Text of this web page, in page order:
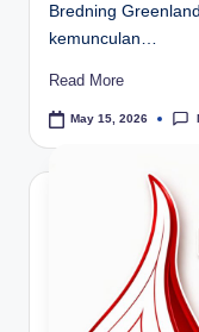
Bredning
kemunculan…
Read More
May 15, 2026